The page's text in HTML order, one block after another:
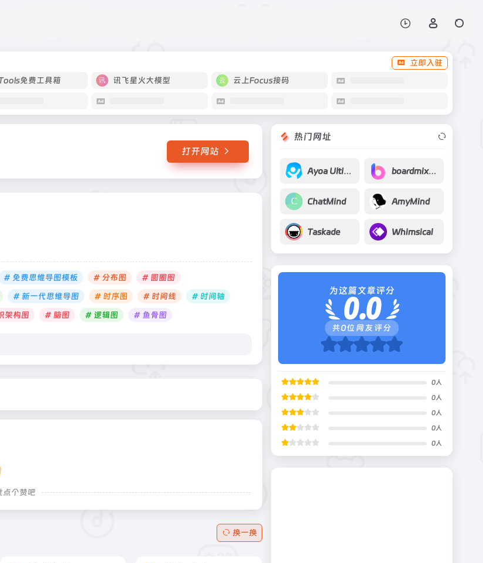
立即入驻
免费工具箱 讯飞星火大模型 云上Focus接码
打开网站
# 免费思维导图模板 # 分布图
# 圆圈图
# 新一代思维导图 # 时序图 # 时间线
# 时间轴
架构图 # 脑图 # 逻辑图 # 鱼骨图
点个赞吧
换一换
热门网址
Ayoa Ultimate boardmix博思白板
ChatMind AmyMind
Taskade Whimsical
为这篇文章评分
0.0
共0位网友评分
0人
0人
0人
0人
0人